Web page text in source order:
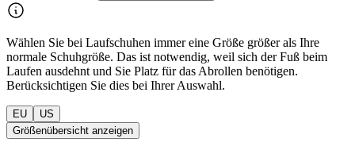
Wählen Sie bei Laufschuhen immer eine Größe größer als Ihre
normale Schuhgröße. Das ist notwendig, weil sich der Fuß beim
Laufen ausdehnt und Sie Platz für das Abrollen benötigen.
Berücksichtigen Sie dies bei Ihrer Auswahl.
EU
US
Größenübersicht anzeigen